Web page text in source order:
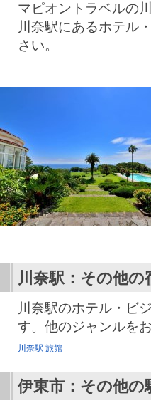
マピオントラベルの
川奈駅にあるホテル
さい。
川奈駅：その他の
川奈駅のホテル・ビ
す。他のジャンルを
川奈駅 旅館
伊東市：その他